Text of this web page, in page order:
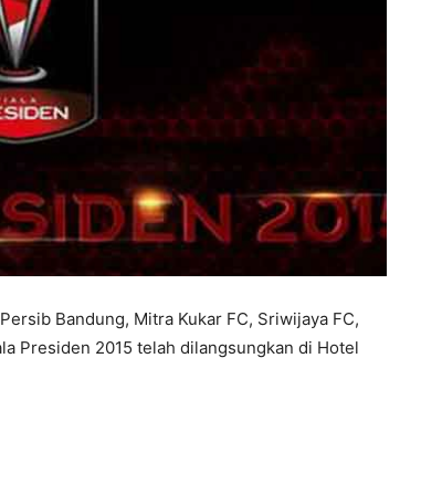
Bandung, Mitra Kukar FC, Sriwijaya FC,
Presiden 2015 telah dilangsungkan di Hotel